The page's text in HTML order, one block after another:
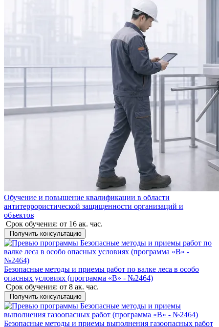
Обучение и повышение квалификации в области
антитеррористической защищенности организаций и
объектов
Срок обучения: от 16 ак. час.
Получить консультацию
Безопасные методы и приемы работ по валке леса в особо
опасных условиях (программа «В» - №2464)
Срок обучения: от 8 ак. час.
Получить консультацию
Безопасные методы и приемы выполнения газоопасных работ